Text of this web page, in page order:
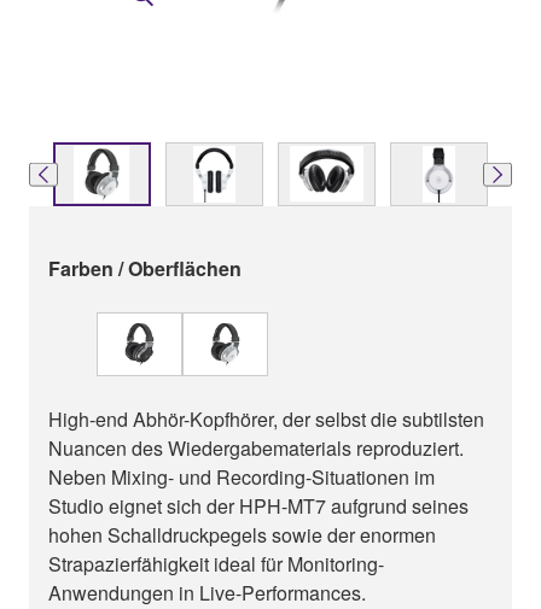
Farben / Oberflächen
High-end Abhör-Kopfhörer, der selbst die subtilsten
Nuancen des Wiedergabematerials reproduziert.
Neben Mixing- und Recording-Situationen im
Studio eignet sich der HPH-MT7 aufgrund seines
hohen Schalldruckpegels sowie der enormen
Strapazierfähigkeit ideal für Monitoring-
Anwendungen in Live-Performances.